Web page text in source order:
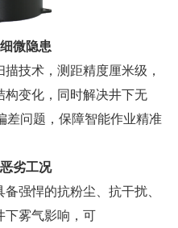
微隐患
技术，测距精度厘米级，
构变化，同时解决井下无
差问题，保障智能作业精准
恶劣工况
强悍的抗粉尘、抗干扰、
下雾气影响，可